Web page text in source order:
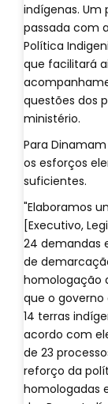
indígenas.
passada com
Política
que facilitará
questões dos
ministério.
Para
os esforços
suficientes.
"Elaboramos
[Executivo,
24 demandas
de
homologação
que o
14 terras
acordo com
de 23
reforço da
homologadas